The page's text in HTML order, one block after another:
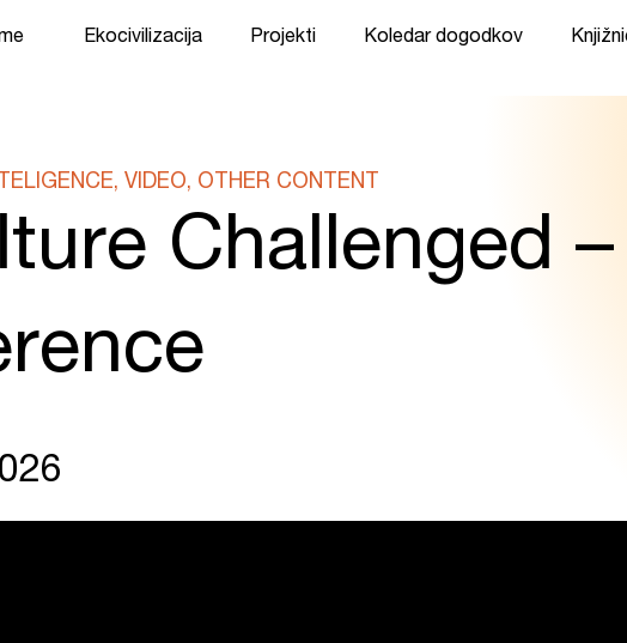
Ekocivilizacija Projekti Koledar dogodkov
VIDEO, OTHER CONTENT
Challenged –